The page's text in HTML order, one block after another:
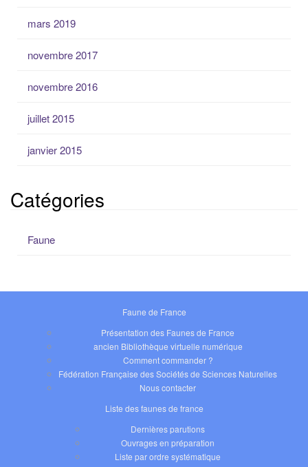
mars 2019
novembre 2017
novembre 2016
juillet 2015
janvier 2015
Catégories
Faune
Faune de France
Présentation des Faunes de France
ancien Bibliothèque virtuelle numérique
Comment commander ?
Fédération Française des Sociétés de Sciences Naturelles
Nous contacter
Liste des faunes de france
Dernières parutions
Ouvrages en préparation
Liste par ordre systématique